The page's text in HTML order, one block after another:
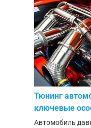
Тюнинг
ключевые
Автомобиль